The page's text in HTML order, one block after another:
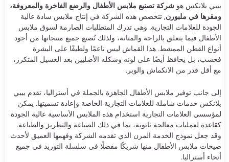
بيبي بلانكس هو شركة تصنيع ملابس الأطفال والرضع الفاخرة والمعروفة،
ومقرها في ملبورن, تتخصص هذه الشركة في إنتاج ملابس سادة عالية
الجودة للعلامات التجارية. وهي تدرك المتطلبات الصارمة لسوق ملابس
الأطفال فيما يتعلق بالراحة والمتانة، ولذلك تُصنع جميع منتجاتها من أجود
أنواع القطن الممشط. هذا القماش ليس ناعمًا ولطيفًا على البشرة
فحسب، بل يحافظ أيضًا على لونه وشكله الأصليين بعد الغسيل المتكرر،
مع أقل قدر من الانكماش والوبر.
إلى جانب توفير ملابس الأطفال الجاهزة بالجملة في أستراليا، تقدم بيبي
بلانكس خدمات شاملة للعلامات التجارية الخاصة وإعادة تسميتها. يمكن
لمؤسسي العلامات التجارية استخدام هذه الملابس الأساسية عالية الجودة
كقاعدة لعمليات معالجة ثانوية، بما في ذلك الصباغة والتطريز والطباعة.
وقد جعل نموذج الخدمة المرن الذي تقدمه الشركة وفهمها العميق لأحدث
صيحات ملابس الأطفال منها شريكًا مفضلًا في سلسلة التوريد في جميع
أنحاء أستراليا.